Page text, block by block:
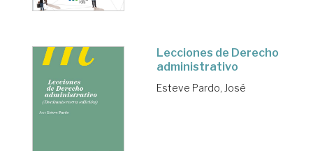
Lecciones de Derecho
administrativo
Esteve Pardo, José